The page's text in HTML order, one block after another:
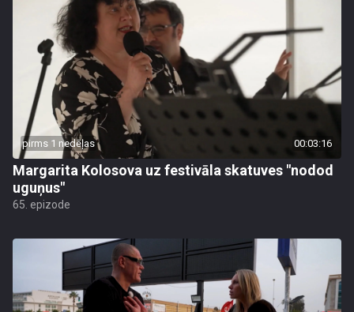
pirms 1 nedēļas 00:03:16
Margarita Kolosova uz festivāla skatuves "nodod
uguņus"
65. epizode